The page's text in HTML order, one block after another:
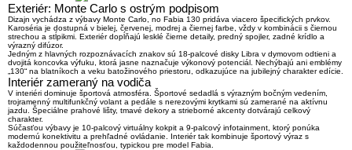
Exteriér: Monte Carlo s ostrým podpisom
Dizajn vychádza z výbavy Monte Carlo, no Fabia 130 pridáva viacero špecifických prvkov.
Karoséria je dostupná v bielej, červenej, modrej a čiernej farbe , vždy v kombinácii s čiernou
strechou a stĺpikmi. Exteriér dopĺňajú lesklé čierne detaily, predný spojler, zadné krídlo a
výrazný difúzor.
Jedným z hlavných rozpoznávacích znakov sú 18-palcové disky Libra v dymovom odtieni a
dvojitá koncovka výfuku , ktorá jasne naznačuje výkonový potenciál. Nechýbajú ani emblémy
„130“ na blatníkoch a veku batožinového priestoru, odkazujúce na jubilejný charakter edície.
Interiér zameraný na vodiča
V interiéri dominuje športová atmosféra. Športové sedadlá s výrazným bočným vedením
trojramenný multifunkčný volant a pedále s nerezovými krytkami sú zamerané na aktívnu
jazdu. Špeciálne prahové lišty, tmavé dekory a strieborné akcenty dotvárajú celkový
charakter.
Súčasťou výbavy je 10-palcový virtuálny kokpit a 9-palcový infotainment , ktorý ponúka
modernú konektivitu a prehľadné ovládanie. Interiér tak kombinuje športový výraz s
každodennou použiteľnosťou, typickou pre model Fabia.